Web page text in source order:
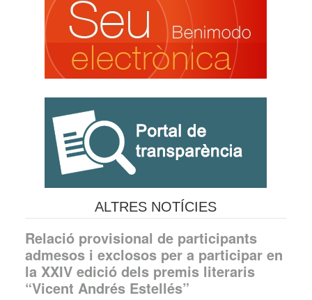
ALTRES NOTÍCIES
Relació provisional de participants
admesos i exclosos per a participar en
la XXIV edició dels premis literaris
“Vicent Andrés Estellés”